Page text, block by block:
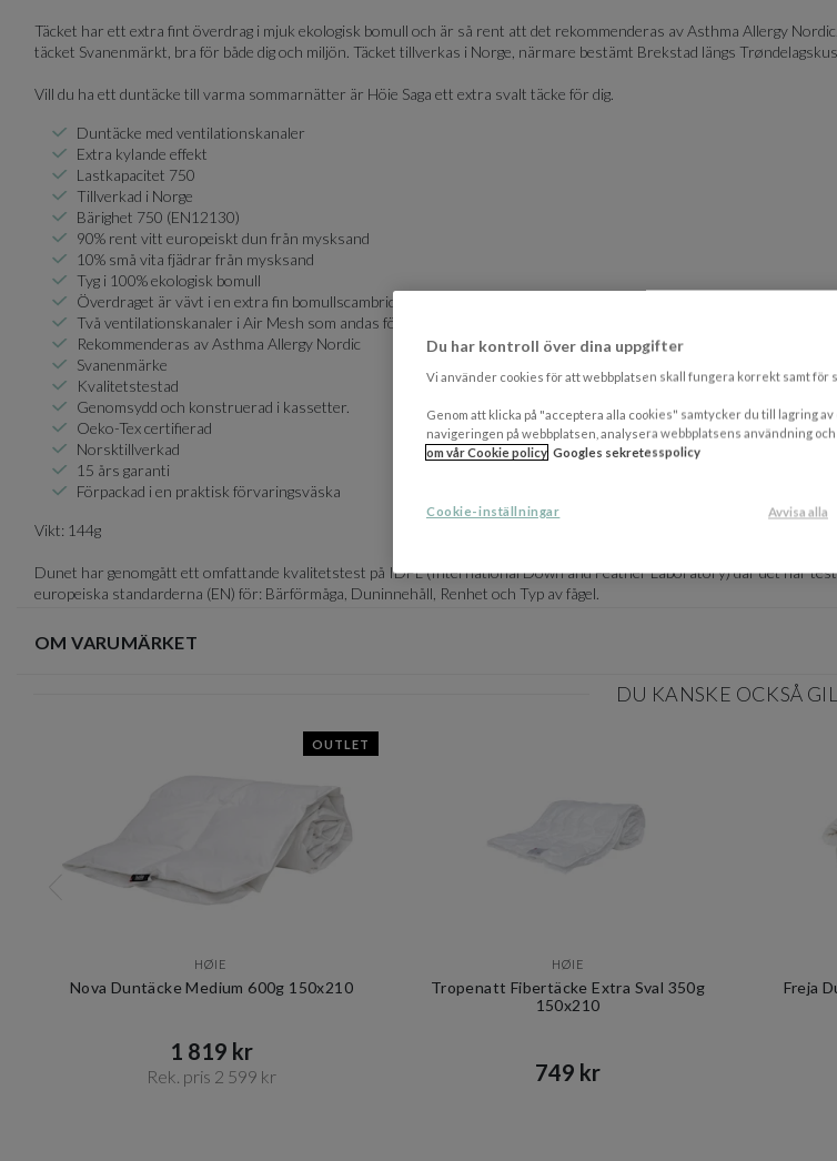
Täcket har ett extra fint överdrag i mjuk ekologisk bomull och är så rent att det rekommenderas av Asthma Allergy
täcket Svanenmärkt, bra för både dig och miljön. Täcket tillverkas i Norge, närmare bestämt Brekstad längs
Vill du ha ett duntäcke till varma sommarnätter är Höie Saga ett extra svalt täcke för dig.
Duntäcke med ventilationskanaler
Extra kylande effekt
Lastkapacitet 750
Tillverkad i Norge
Bärighet 750 (EN12130)
90% rent vitt europeiskt dun från mysksand
10% små vita fjädrar från mysksand
Tyg i 100% ekologisk bomull
Överdraget är vävt i en extra fin bomullscambric som är så tät att dun inte tränger in
Två ventilationskanaler i Air Mesh som andas för extra kylande effekt
Rekommenderas av Asthma Allergy Nordic
Svanenmärke
Kvalitetstestad
Genomsydd och konstruerad i kassetter.
Oeko-Tex certifierad
Norsktillverkad
15 års garanti
Förpackad i en praktisk förvaringsväska
Vikt: 144g
Dunet har genomgått ett omfattande kvalitetstest på IDFL (International Down and Feather Laboratory) där det har
europeiska standarderna (EN) för: Bärförmåga, Duninnehåll, Renhet och Typ av fågel.
OM VARUMÄRKET
DU KANSKE OCKSÅ
OUTLET
HØIE
Nova Duntäcke Medium 600g 150x210
1 819 kr​​
Rek. pris 2 599 kr​​
HØIE
Tropenatt Fibertäcke Extra Sval 350g
150x210
749 kr​​
Freja
Du har kontroll över dina uppgifter
Vi använder cookies för att webbplatsen skall fungera korrekt samt för
Genom att klicka på "acceptera alla cookies" samtycker du till lagring
navigeringen på webbplatsen, analysera webbplatsens användning
om vår Cookie policy Googles sekretesspolicy
Cookie-inställningar Avvisa alla